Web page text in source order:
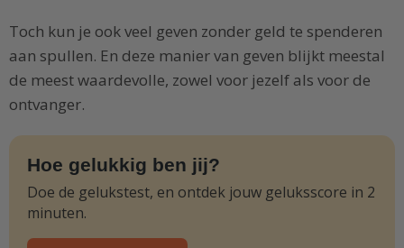
Toch kun je ook veel geven zonder geld te spenderen
aan spullen. En deze manier van geven blijkt meestal
de meest waardevolle, zowel voor jezelf als voor de
ontvanger.
Hoe gelukkig ben jij?
Doe de gelukstest, en ontdek jouw geluksscore in 2
minuten.